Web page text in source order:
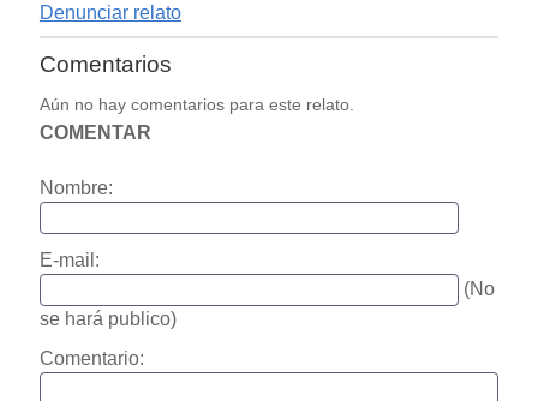
Denunciar relato
Comentarios
Aún no hay comentarios para este relato.
COMENTAR
Nombre:
E-mail:
(No
se hará publico)
Comentario: